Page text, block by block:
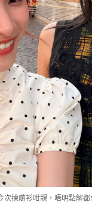
揀啲衫咁靚，唔明點解都